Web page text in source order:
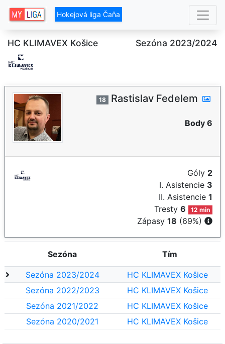
Hokejová liga Čaňa
HC KLIMAVEX Košice Sezóna 2023/2024
18 Rastislav Fedelem
Body 6
Góly 2
I. Asistencie 3
II. Asistencie 1
Tresty6 12 min
Zápasy 18 (69%)
Sezóna Tím
Sezóna 2023/2024
HC KLIMAVEX Košice
Sezóna 2022/2023
HC KLIMAVEX Košice
Sezóna 2021/2022
HC KLIMAVEX Košice
Sezóna 2020/2021
HC KLIMAVEX Košice